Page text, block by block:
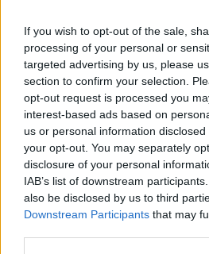
If you wish to opt-out of the sale,
processing of your personal or
targeted advertising by us, please
section to confirm your selection.
opt-out request is processed you
interest-based ads based on
us or personal information
your opt-out. You may separately
disclosure of your personal
IAB’s list of downstream
also be disclosed by us to third
Downstream Participants that may
A hallgatók kiállása nem
az NKE tanárképző karának
Bár a petíció kezdeményezője a KDNP
munkacsoportot, egy új közlemény
az köti össze, hogy azt szeretnék: ne
sorsáról. A diákok arra reagáltak, hogy
tanárképzést az NKE-ről.